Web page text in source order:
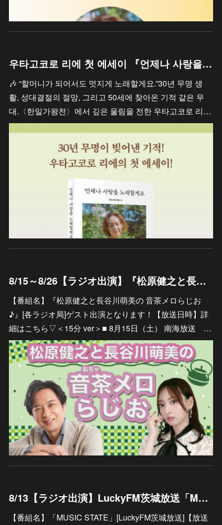
우타고코로 리에 첫 에세이 『언제나 사랑을 노래할게요』
🎶 “할머니가 되어서도 멋지게 노래할게요.”30년 무명 생
활, 성대결절의 절망, 그리고 50세에 찾아온 기적 같은 무
대.〈한일가왕전〉에서 깊은 울림을 전한 우타고코로 리…
8/15～8/26【ラジオ出演】『松原健之と長谷川萌美の 音茶メロらじお♪』
【番組名】『松原健之と長谷川萌美の 音茶メロらじお
♪』[各ラジオ局]ゲスト出演となります！【放送日時】詳
細はこちら▽＜15分 ver＞■ 8月15日（土） 南海放送 …
8/13【ラジオ出演】LuckyFM茨城放送「MUSIC STATE」
【番組名】「MUSIC STATE」[LuckyFM茨城放送]【放送